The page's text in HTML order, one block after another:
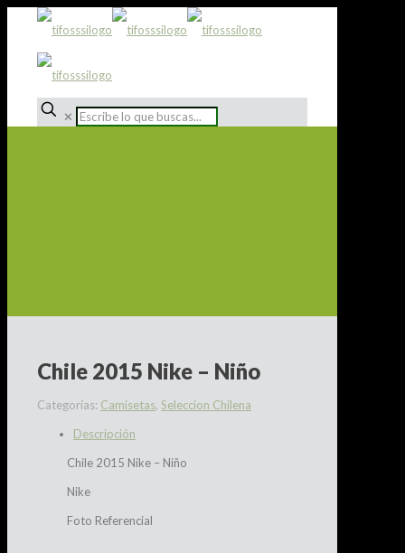
✕
Chile 2015 Nike – Niño
Categorías: Camisetas, Seleccion Chilena
Descripción
Chile 2015 Nike – Niño
Nike
Foto Referencial